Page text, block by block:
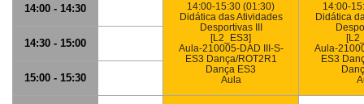
14:00 - 14:30
14:00-15:30 (01:30)
Didática das Atividades
Desportivas III
[L2_ES3]
Aula-210005-DAD III-S-
ES3 Dança/ROT2R1
Dança ES3
Aula
14:00-
Didática
Aula-
ES3
14:30 - 15:00
15:00 - 15:30